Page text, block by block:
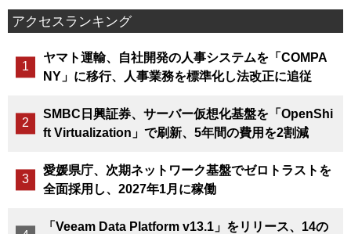
アクセスランキング
ヤマト運輸、自社開発の人事システムを「COMPA
NY」に移行、人事業務を標準化し法改正に追従
SMBC日興証券、サーバー仮想化基盤を「OpenShi
ft Virtualization」で刷新、5年間の費用を2割減
愛媛県庁、次期ネットワーク基盤でゼロトラストを
全面採用し、2027年1月に稼働
「Veeam Data Platform v13.1」をリリース、14の